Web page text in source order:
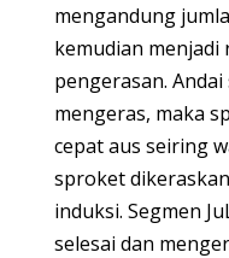
mengandung
kemudian menjadi
pengerasan.
mengeras, maka
cepat aus seiring
sproket
induksi. Segmen
selesai dan